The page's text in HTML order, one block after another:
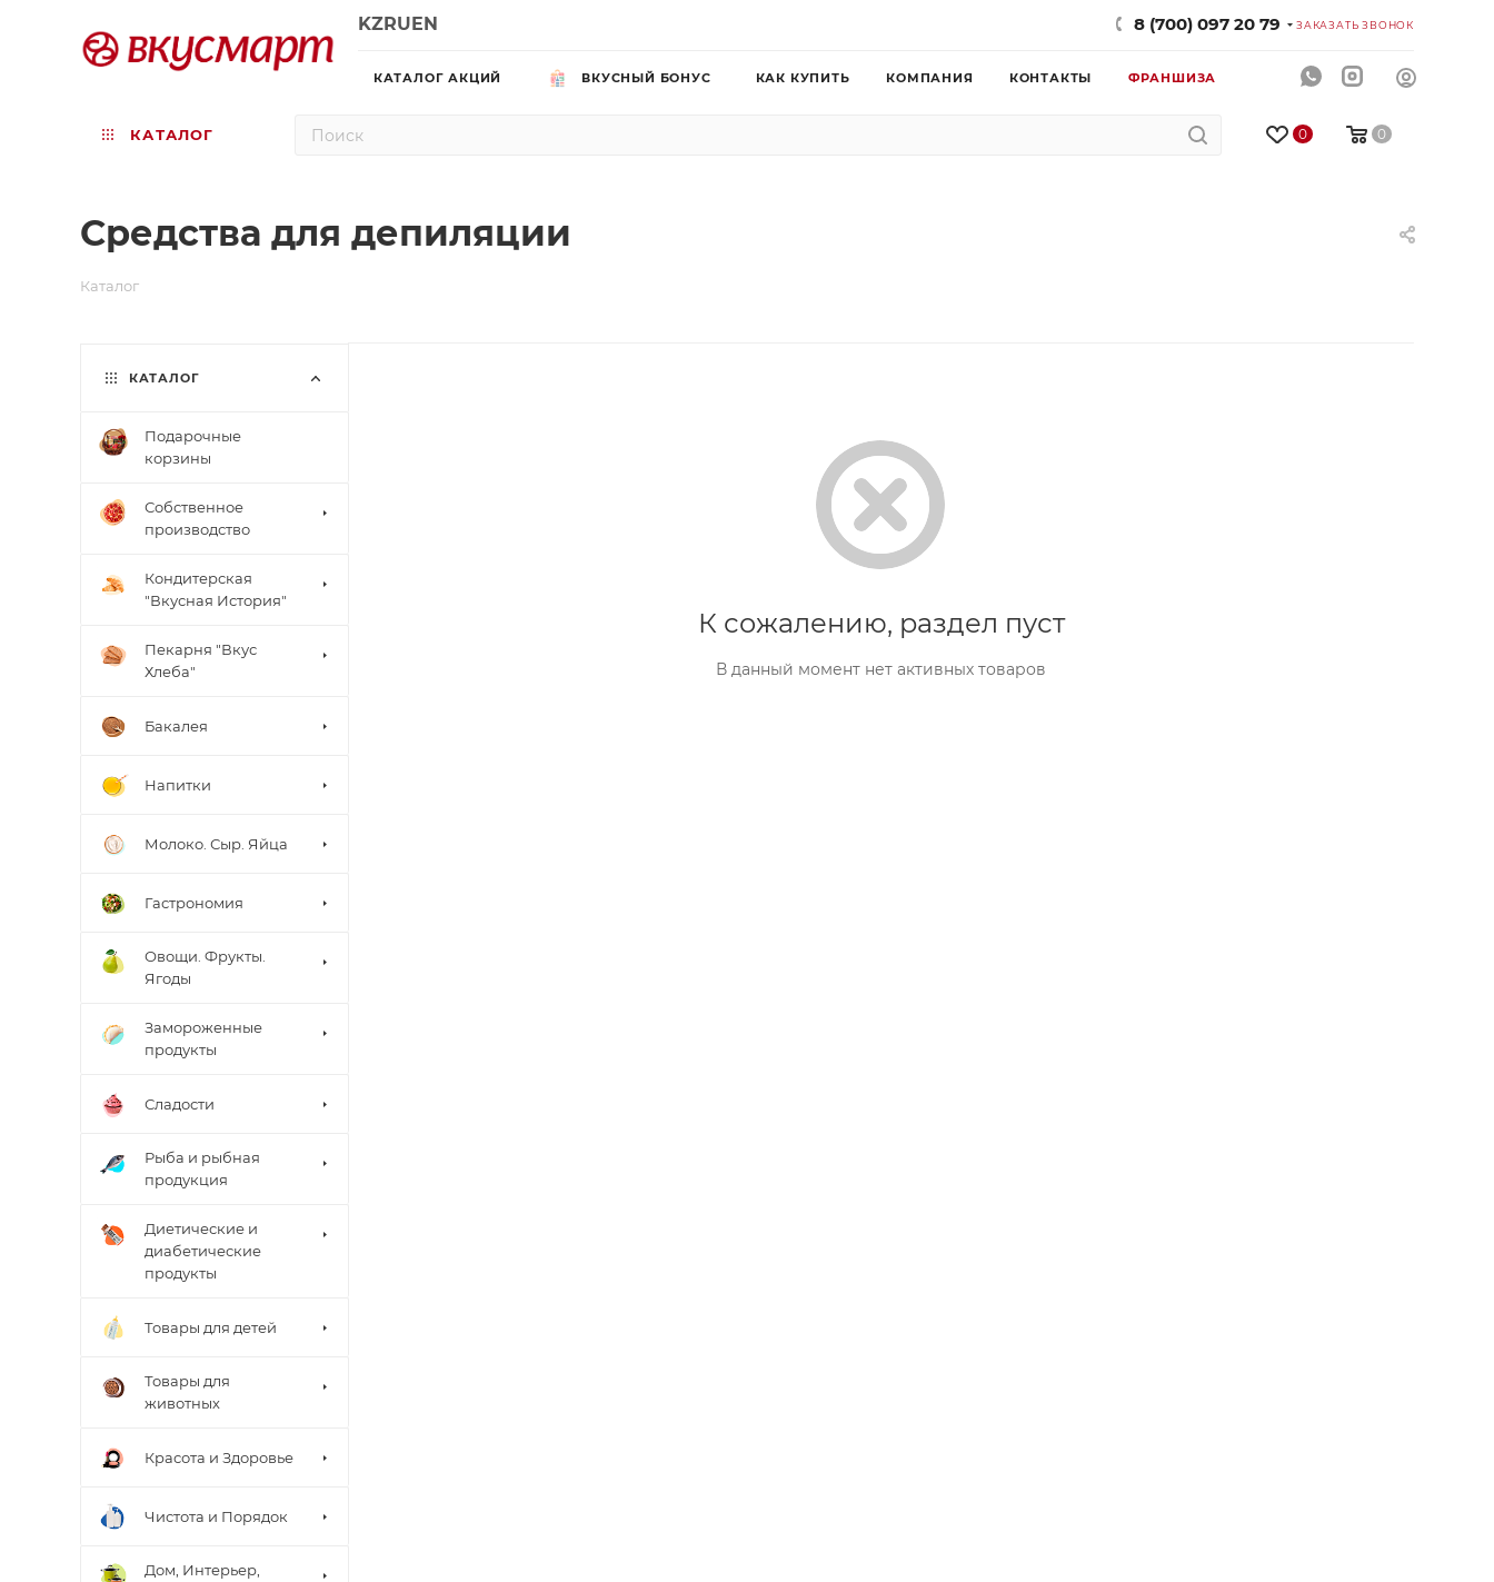
KZRUEN 8 (700) 097 20 79 ЗАКАЗАТЬ ЗВОНОК
КАТАЛОГ АКЦИЙ ВКУСНЫЙ БОНУС КАК КУПИТЬ КОМПАНИЯ КОНТАКТЫ ФРАНШИЗА
0 0
КАТАЛОГ
Средства для депиляции
Каталог
К сожалению, раздел пуст
В данный момент нет активных товаров
КАТАЛОГ
Подарочные
корзины
Собственное
производство
Кондитерская
"Вкусная История"
Пекарня "Вкус
Хлеба"
Бакалея
Напитки
Молоко. Сыр. Яйца
Гастрономия
Овощи. Фрукты.
Ягоды
Замороженные
продукты
Сладости
Рыба и рыбная
продукция
Диетические и
диабетические
продукты
Товары для детей
Товары для
животных
Красота и Здоровье
Чистота и Порядок
Дом, Интерьер,